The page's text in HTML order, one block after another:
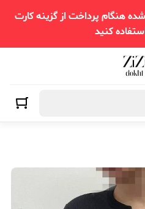
هنگام پرداخت از گزینه کارت
کنید